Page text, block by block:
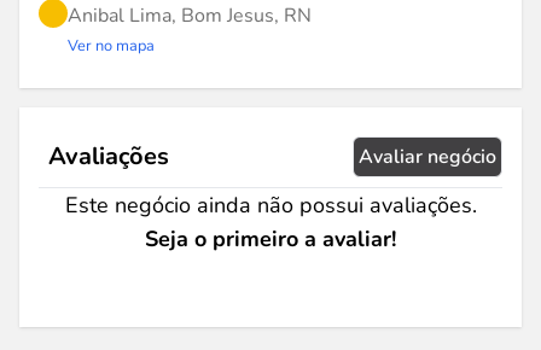
Anibal Lima, Bom Jesus, RN
Ver no mapa
Avaliações Avaliar negócio
Este negócio ainda não possui avaliações.
Seja o primeiro a avaliar!